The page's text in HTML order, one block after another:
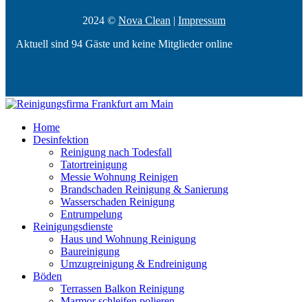
2024 © Nova Clean | Impressum
Aktuell sind 94 Gäste und keine Mitglieder online
Home
Desinfektion
Reinigung nach Todesfall
Tatortreinigung
Messie Wohnung Reinigen
Brandschaden Reinigung & Sanierung
Wasserschaden Reinigung
Entrumpelung
Reinigungsdienste
Haus und Wohnung Reinigung
Baureinigung
Umzugreinigung & Endreinigung
Böden
Terrassen Balkon Reinigung